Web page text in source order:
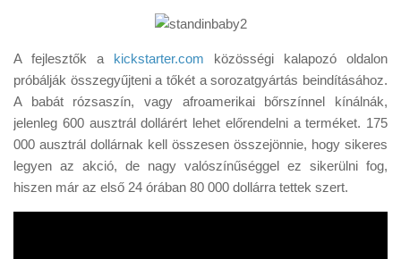
A fejlesztők a kickstarter.com közösségi kalapozó oldalon
próbálják összegyűjteni a tőkét a sorozatgyártás beindításához.
A babát rózsaszín, vagy afroamerikai bőrszínnel kínálnák,
jelenleg 600 ausztrál dollárért lehet előrendelni a terméket. 175
000 ausztrál dollárnak kell összesen összejönnie, hogy sikeres
legyen az akció, de nagy valószínűséggel ez sikerülni fog,
hiszen már az első 24 órában 80 000 dollárra tettek szert.